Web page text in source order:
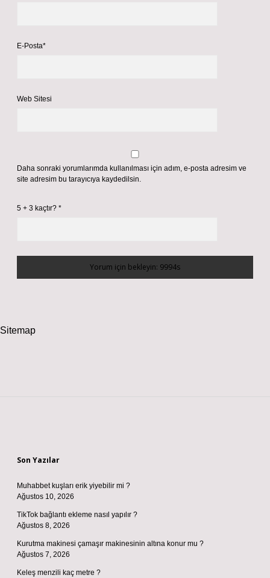
E-Posta*
Web Sitesi
Daha sonraki yorumlarımda kullanılması için adım, e-posta adresim ve
site adresim bu tarayıcıya kaydedilsin.
5 + 3 kaçtır? *
Sitemap
Son Yazılar
Muhabbet kuşları erik yiyebilir mi ?
Ağustos 10, 2026
TikTok bağlantı ekleme nasıl yapılır ?
Ağustos 8, 2026
Kurutma makinesi çamaşır makinesinin altına konur mu ?
Ağustos 7, 2026
Keleş menzili kaç metre ?